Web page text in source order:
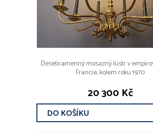
Desetiramenný mosazný lustr v
Francie, kolem roku 1970
20 300 Kč
DO KOŠÍKU